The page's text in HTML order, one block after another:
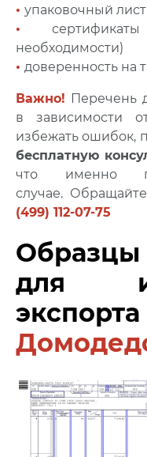
• упаковочный лист
•
необходимости)
• доверенность на
Важно! Перечень
в зависимости
избежать ошибок,
бесплатную
что именно
случае.
(499) 112-07-75
для